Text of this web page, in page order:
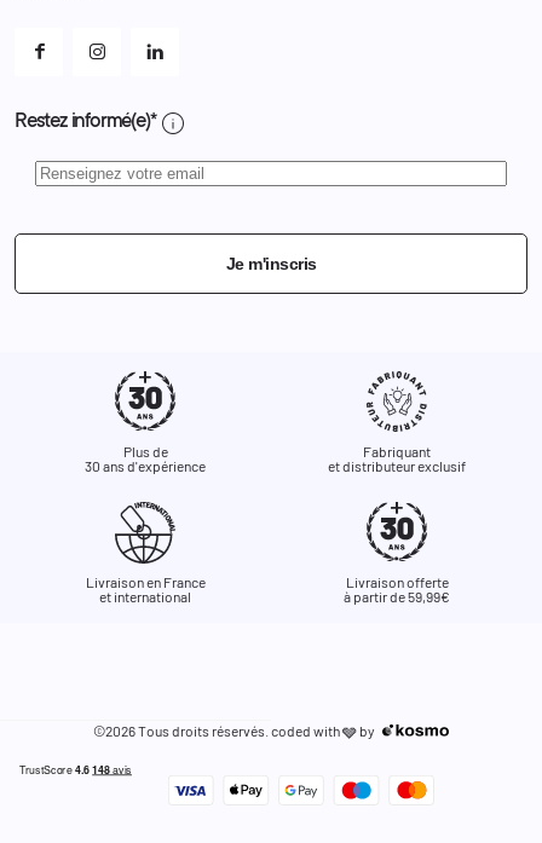
Restez informé(e)* info
Je m'inscris
Plus de
30 ans d'expérience
Fabriquant
et distributeur exclusif
Livraison en France
et international
Livraison offerte
à partir de 59,99€
©2026 Tous droits réservés. coded with🩶 by